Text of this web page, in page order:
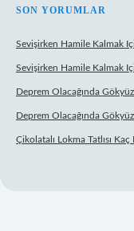
SON YORUMLAR
Sevişirken Hamile Kalmak
Sevişirken Hamile Kalmak
Deprem Olacağında
Deprem Olacağında
Çikolatalı Lokma Tatlısı Kaç